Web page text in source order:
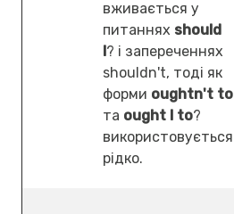
вживається у
питаннях should
I? і запереченнях
shouldn't, тоді як
форми oughtn't to
та ought I to?
використовується
рідко.